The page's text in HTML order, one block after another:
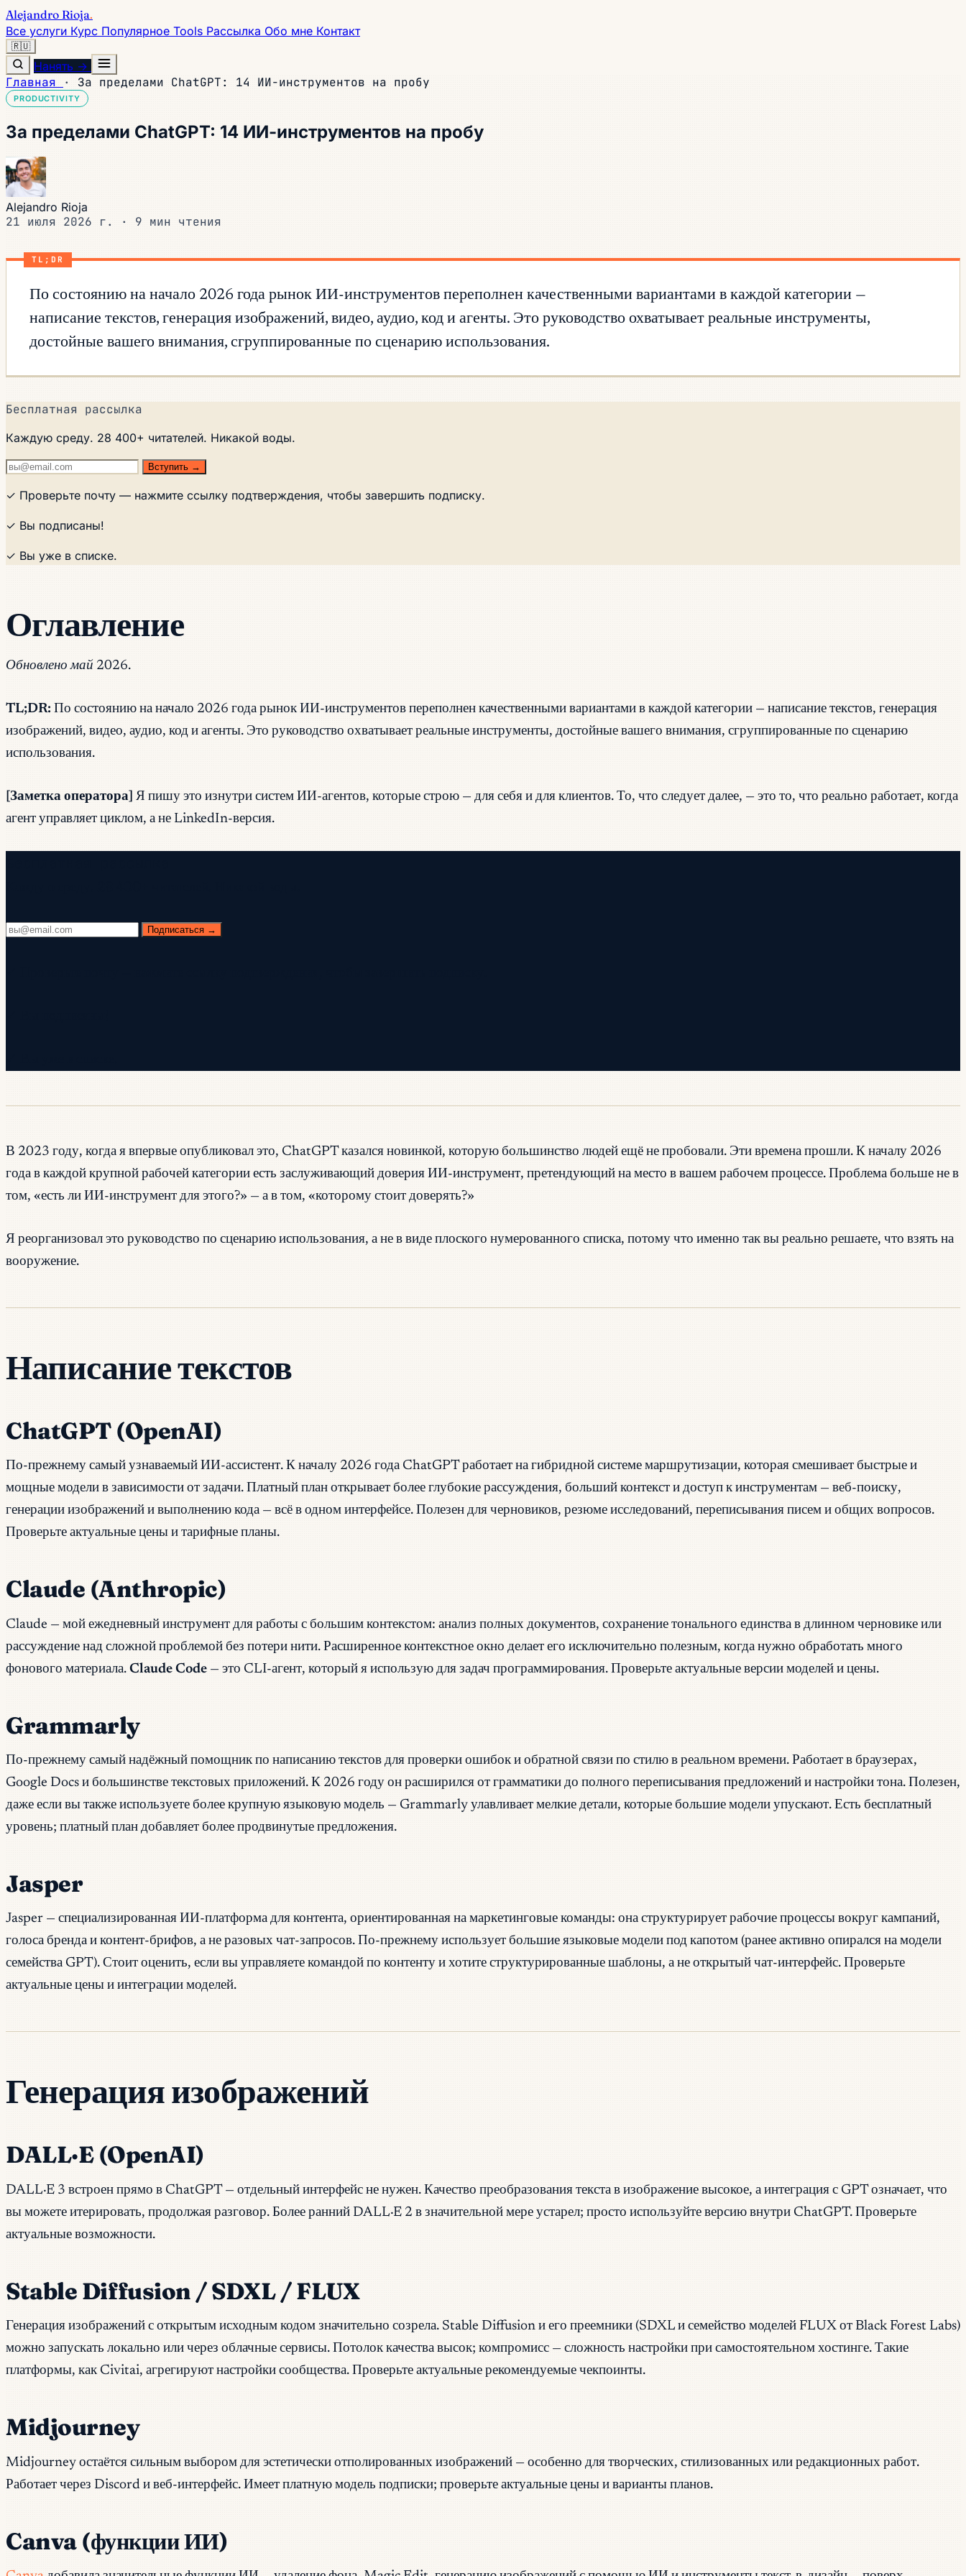
Alejandro Rioja.
Все услуги Курс Популярное Tools Рассылка Обо мне Контакт
🇷🇺
Нанять →
Главная · За пределами ChatGPT: 14 ИИ-инструментов на пробу
PRODUCTIVITY
За пределами ChatGPT: 14 ИИ-инструментов на пробу
Alejandro Rioja
21 июля 2026 г. · 9 мин чтения
TL;DR
По состоянию на начало 2026 года рынок ИИ-инструментов переполнен качественными вариантами в каждой категории —
написание текстов, генерация изображений, видео, аудио, код и агенты. Это руководство охватывает реальные инструменты,
достойные вашего внимания, сгруппированные по сценарию использования.
Бесплатная рассылка
Каждую среду. 28 400+ читателей. Никакой воды.
Вступить →
✓ Проверьте почту — нажмите ссылку подтверждения, чтобы завершить подписку.
✓ Вы подписаны!
✓ Вы уже в списке.
Оглавление
Обновлено май 2026.
TL;DR: По состоянию на начало 2026 года рынок ИИ-инструментов переполнен качественными вариантами в каждой категории — написание текстов, генерация
изображений, видео, аудио, код и агенты. Это руководство охватывает реальные инструменты, достойные вашего внимания, сгруппированные по сценарию
использования.
[Заметка оператора] Я пишу это изнутри систем ИИ-агентов, которые строю — для себя и для клиентов. То, что следует далее, — это то, что реально работает, когда
агент управляет циклом, а не LinkedIn-версия.
Подписаться →
В 2023 году, когда я впервые опубликовал это, ChatGPT казался новинкой, которую большинство людей ещё не пробовали. Эти времена прошли. К началу 2026
года в каждой крупной рабочей категории есть заслуживающий доверия ИИ-инструмент, претендующий на место в вашем рабочем процессе. Проблема больше не в
том, «есть ли ИИ-инструмент для этого?» — а в том, «которому стоит доверять?»
Я реорганизовал это руководство по сценарию использования, а не в виде плоского нумерованного списка, потому что именно так вы реально решаете, что взять на
вооружение.
Написание текстов
ChatGPT (OpenAI)
По-прежнему самый узнаваемый ИИ-ассистент. К началу 2026 года ChatGPT работает на гибридной системе маршрутизации, которая смешивает быстрые и
мощные модели в зависимости от задачи. Платный план открывает более глубокие рассуждения, больший контекст и доступ к инструментам — веб-поиску,
генерации изображений и выполнению кода — всё в одном интерфейсе. Полезен для черновиков, резюме исследований, переписывания писем и общих вопросов.
Проверьте актуальные цены и тарифные планы.
Claude (Anthropic)
Claude — мой ежедневный инструмент для работы с большим контекстом: анализ полных документов, сохранение тонального единства в длинном черновике или
рассуждение над сложной проблемой без потери нити. Расширенное контекстное окно делает его исключительно полезным, когда нужно обработать много
фонового материала. Claude Code — это CLI-агент, который я использую для задач программирования. Проверьте актуальные версии моделей и цены.
Grammarly
По-прежнему самый надёжный помощник по написанию текстов для проверки ошибок и обратной связи по стилю в реальном времени. Работает в браузерах,
Google Docs и большинстве текстовых приложений. К 2026 году он расширился от грамматики до полного переписывания предложений и настройки тона. Полезен,
даже если вы также используете более крупную языковую модель — Grammarly улавливает мелкие детали, которые большие модели упускают. Есть бесплатный
уровень; платный план добавляет более продвинутые предложения.
Jasper
Jasper — специализированная ИИ-платформа для контента, ориентированная на маркетинговые команды: она структурирует рабочие процессы вокруг кампаний,
голоса бренда и контент-брифов, а не разовых чат-запросов. По-прежнему использует большие языковые модели под капотом (ранее активно опирался на модели
семейства GPT). Стоит оценить, если вы управляете командой по контенту и хотите структурированные шаблоны, а не открытый чат-интерфейс. Проверьте
актуальные цены и интеграции моделей.
Генерация изображений
DALL·E (OpenAI)
DALL·E 3 встроен прямо в ChatGPT — отдельный интерфейс не нужен. Качество преобразования текста в изображение высокое, а интеграция с GPT означает, что
вы можете итерировать, продолжая разговор. Более ранний DALL·E 2 в значительной мере устарел; просто используйте версию внутри ChatGPT. Проверьте
актуальные возможности.
Stable Diffusion / SDXL / FLUX
Генерация изображений с открытым исходным кодом значительно созрела. Stable Diffusion и его преемники (SDXL и семейство моделей FLUX от Black Forest Labs)
можно запускать локально или через облачные сервисы. Потолок качества высок; компромисс — сложность настройки при самостоятельном хостинге. Такие
платформы, как Civitai, агрегируют настройки сообщества. Проверьте актуальные рекомендуемые чекпоинты.
Midjourney
Midjourney остаётся сильным выбором для эстетически отполированных изображений — особенно для творческих, стилизованных или редакционных работ.
Работает через Discord и веб-интерфейс. Имеет платную модель подписки; проверьте актуальные цены и варианты планов.
Canva (функции ИИ)